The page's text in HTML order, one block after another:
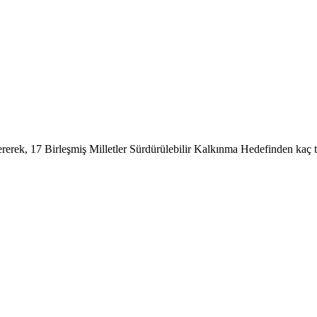
17 Birleşmiş Milletler Sürdürülebilir Kalkınma Hedefinden kaç